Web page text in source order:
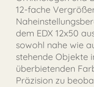
12-fache
dem EDX 12x50
sowohl nahe wie
stehende Objekte
überbietenden
Präzision zu